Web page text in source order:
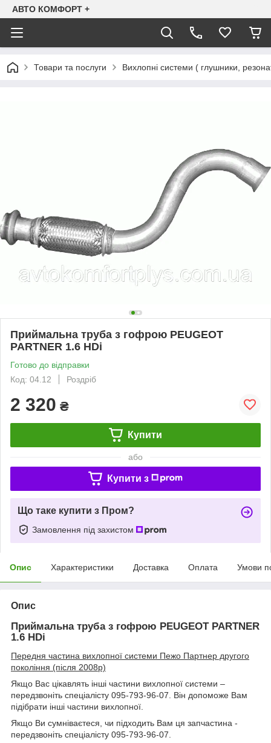
АВТО КОМФОРТ +
Товари та послуги Вихлопні системи ( глушники,
Приймальна труба з гофрою PEUGEOT
PARTNER 1.6 HDi
Готово до відправки
Код: 04.12
Роздріб
2 320 ₴
Купити
або
Купити з
Що таке купити з Пром?
Замовлення під захистом
Опис Характеристики Доставка Оплата Умови
Опис
Приймальна труба з гофрою PEUGEOT PARTNER
1.6 HDi
Передня частина вихлопної системи Пежо Партнер другого
покоління (після 2008р)
Якщо Вас цікавлять інші частини вихлопної системи –
передзвоніть спеціалісту 095-793-96-07. Він допоможе Вам
підібрати інші частини вихлопної.
Якщо Ви сумніваєтеся, чи підходить Вам ця запчастина -
передзвоніть спеціалісту 095-793-96-07.